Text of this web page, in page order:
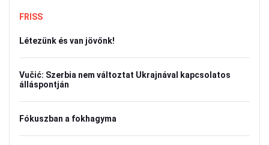
FRISS
Létezünk és van jövőnk!
Vučić: Szerbia nem változtat Ukrajnával kapcsolatos
álláspontján
Fókuszban a fokhagyma